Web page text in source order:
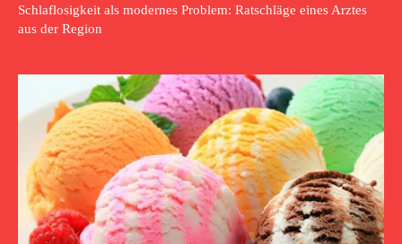
Schlaflosigkeit als modernes Problem: Ratschläge eines Arztes
aus der Region